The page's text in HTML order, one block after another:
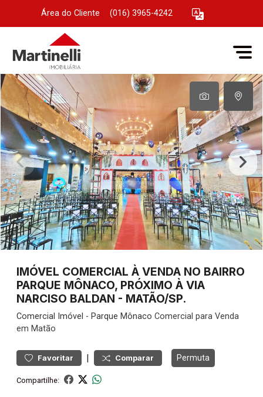
Área do Cliente (016) 3965-4242
IMÓVEL COMERCIAL À VENDA NO BAIRRO
PARQUE MÔNACO, PRÓXIMO À VIA
NARCISO BALDAN - MATÃO/SP.
Comercial Imóvel - Parque Mônaco Comercial para Venda
em Matão
Favoritar | Comparar Permuta
Compartilhe: